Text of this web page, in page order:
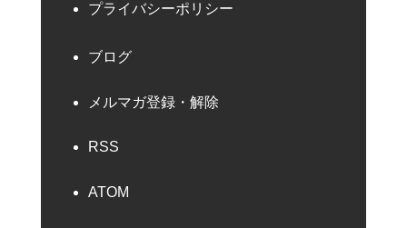
プライバシーポリシー
ブログ
メルマガ登録・解除
RSS
ATOM